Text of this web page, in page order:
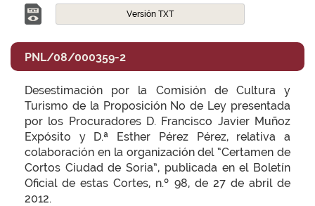
Versión TXT
PNL/08/000359-2
Desestimación por la Comisión de Cultura y
Turismo de la Proposición No de Ley presentada
por los Procuradores D. Francisco Javier Muñoz
Expósito y D.ª Esther Pérez Pérez, relativa a
colaboración en la organización del “Certamen de
Cortos Ciudad de Soria”, publicada en el Boletín
Oficial de estas Cortes, n.º 98, de 27 de abril de
2012.